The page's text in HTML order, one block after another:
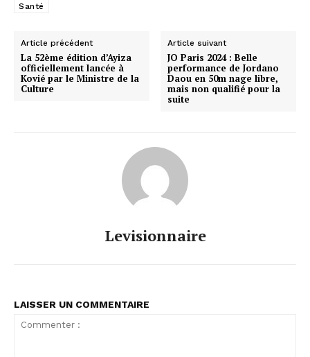
Santé
Article précédent
La 52ème édition d’Ayiza
officiellement lancée à
Kovié par le Ministre de la
Culture
Article suivant
JO Paris 2024 : Belle
performance de Jordano
Daou en 50m nage libre,
mais non qualifié pour la
suite
Levisionnaire
LAISSER UN COMMENTAIRE